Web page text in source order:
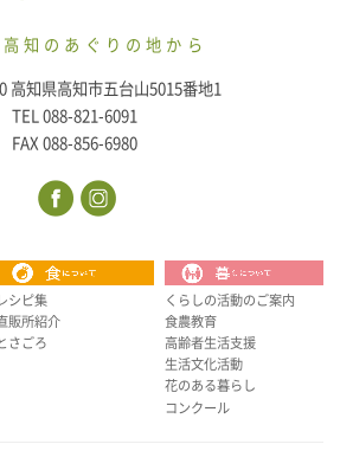
知のあぐりの地から
高知県高知市五台山5015番地1
TEL 088-821-6091
FAX 088-856-6980
レシピ集
販所紹介
さごろ
くらしの活動のご案内
食農教育
高齢者生活支援
生活文化活動
花のある暮らし
コンクール